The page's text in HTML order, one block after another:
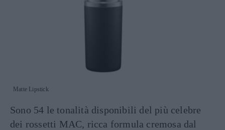
Matte Lipstick
Sono 54 le tonalità disponibili del più celebre
dei rossetti MAC, ricca formula cremosa dal